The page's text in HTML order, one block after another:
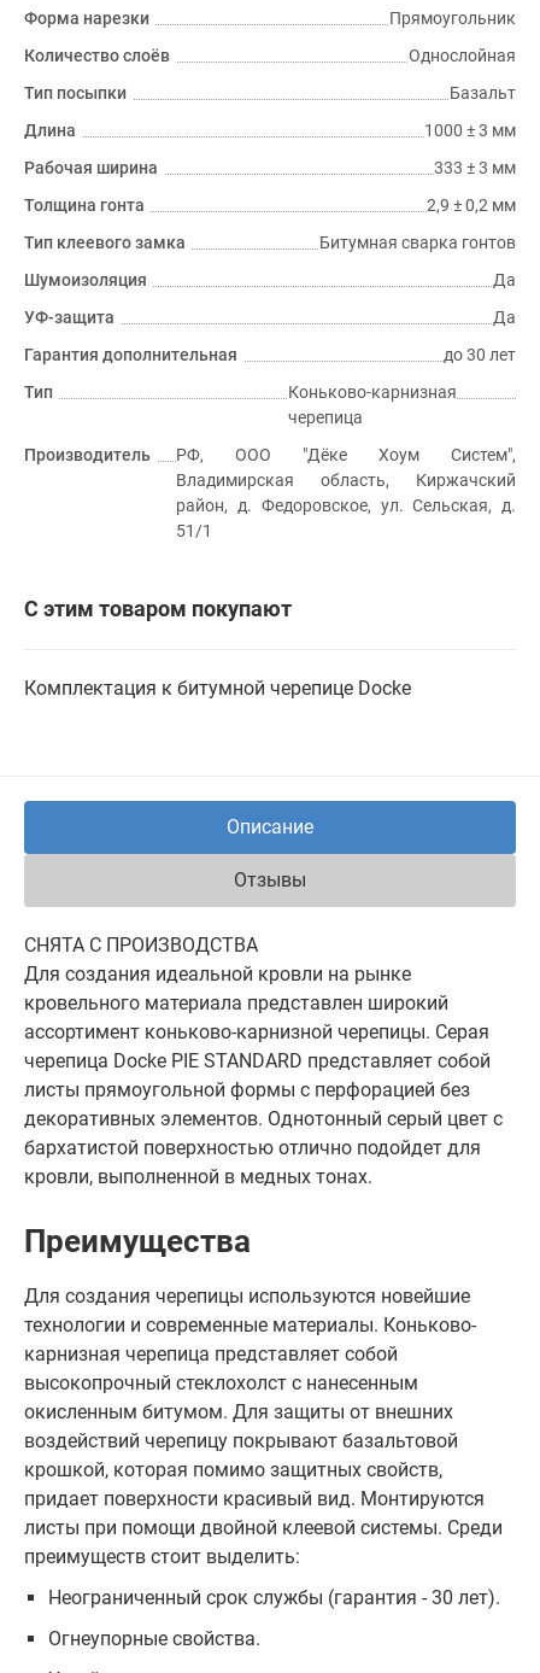
Форма нарезки
Прямоугольник
Количество слоёв
Однослойная
Тип посыпки
Базальт
Длина
1000 ± 3 мм
Рабочая ширина
333 ± 3 мм
Толщина гонта
2,9 ± 0,2 мм
Тип клеевого замка
Битумная сварка гонтов
Шумоизоляция
Да
УФ-защита
Да
Гарантия дополнительная
до 30 лет
Тип
Коньково-карнизная
черепица
Производитель
РФ, ООО "Дёке Хоум Систем",
Владимирская область, Киржачский
район, д. Федоровское, ул. Сельская, д.
51/1
С этим товаром покупают
Комплектация к битумной черепице Docke
Описание
Отзывы
СНЯТА С ПРОИЗВОДСТВА
Для создания идеальной кровли на рынке
кровельного материала представлен широкий
ассортимент коньково-карнизной черепицы. Серая
черепица Docke PIE STANDARD представляет собой
листы прямоугольной формы с перфорацией без
декоративных элементов. Однотонный серый цвет с
бархатистой поверхностью отлично подойдет для
кровли, выполненной в медных тонах.
Преимущества
Для создания черепицы используются новейшие
технологии и современные материалы. Коньково-
карнизная черепица представляет собой
высокопрочный стеклохолст с нанесенным
окисленным битумом. Для защиты от внешних
воздействий черепицу покрывают базальтовой
крошкой, которая помимо защитных свойств,
придает поверхности красивый вид. Монтируются
листы при помощи двойной клеевой системы. Среди
преимуществ стоит выделить:
Неограниченный срок службы (гарантия - 30 лет).
Огнеупорные свойства.